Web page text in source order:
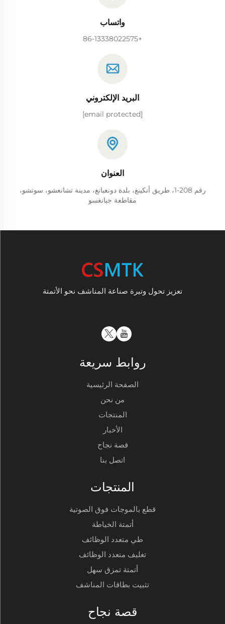
واتساب
+86-13338022575
البريد الإلكتروني
[email protected]
العنوان
رقم 208-1، طريق أنكينغ، بلدة دونغبانغ، مدينة تشانغشو، سوتشو،
مقاطعة جيانغسو
تعزيز تحول وتيرة صناعة المناشف نحو الأتمتة
روابط سريعة
الصفحة الرئيسية
من نحن
المنتجات
الأخبار
قصة نجاح
اتصل بنا
المنتجات
قطع بالموجات فوق الصوتية
أتمتة الخياطة
طي متعدد الوظائف
تغليف متعدد الوظائف
أتمتة تمزق سهل
تثبيت بطاقات المناشف
قصة نجاح